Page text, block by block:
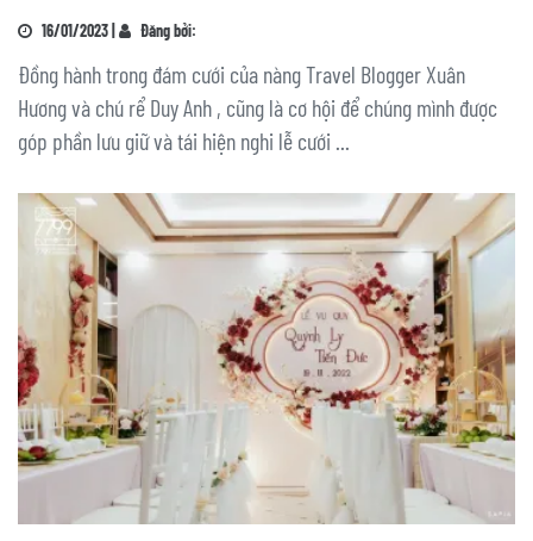
16/01/2023 | Đăng bởi:
Đồng hành trong đám cưới của nàng Travel Blogger Xuân
Hương và chú rể Duy Anh , cũng là cơ hội để chúng mình được
góp phần lưu giữ và tái hiện nghi lễ cưới ...